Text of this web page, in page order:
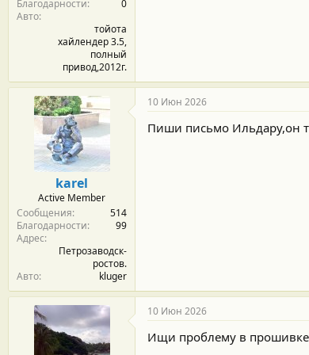
Благодарности
0
Авто
тойота
хайлендер 3.5,
полный
привод,2012г.
karel
Active Member
Сообщения
514
Благодарности
99
Адрес
Петрозаводск-
ростов.
Авто
kluger
10 Июн 2026
Пиши письмо Ильдару,он
10 Июн 2026
Ищи проблему в